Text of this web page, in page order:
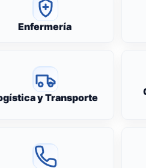
Enfermería
y Transporte